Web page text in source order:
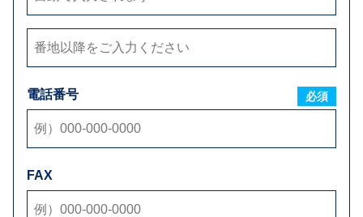
電話番号 必須
FAX
添付ファイル